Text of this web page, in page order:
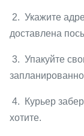
2. Укажите
доставлена
3. Упакуйте
4. Курьер
хотите.